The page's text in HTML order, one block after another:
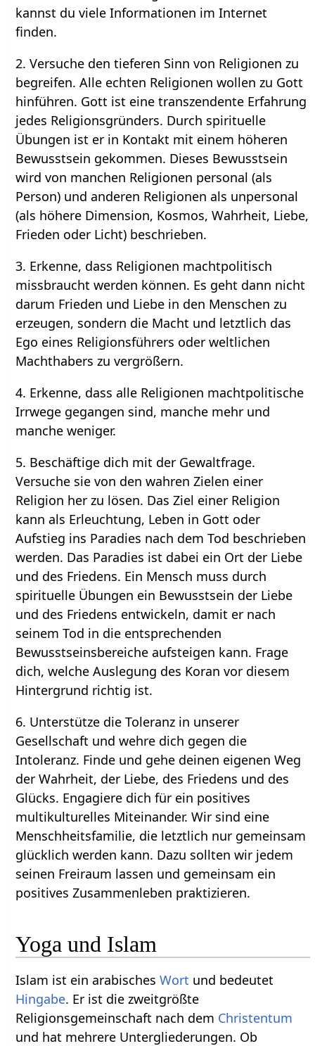
kannst du viele Informationen im Internet
finden.
2. Versuche den tieferen Sinn von Religionen zu
begreifen. Alle echten Religionen wollen zu Gott
hinführen. Gott ist eine transzendente Erfahrung
jedes Religionsgründers. Durch spirituelle
Übungen ist er in Kontakt mit einem höheren
Bewusstsein gekommen. Dieses Bewusstsein
wird von manchen Religionen personal (als
Person) und anderen Religionen als unpersonal
(als höhere Dimension, Kosmos, Wahrheit, Liebe,
Frieden oder Licht) beschrieben.
3. Erkenne, dass Religionen machtpolitisch
missbraucht werden können. Es geht dann nicht
darum Frieden und Liebe in den Menschen zu
erzeugen, sondern die Macht und letztlich das
Ego eines Religionsführers oder weltlichen
Machthabers zu vergrößern.
4. Erkenne, dass alle Religionen machtpolitische
Irrwege gegangen sind, manche mehr und
manche weniger.
5. Beschäftige dich mit der Gewaltfrage.
Versuche sie von den wahren Zielen einer
Religion her zu lösen. Das Ziel einer Religion
kann als Erleuchtung, Leben in Gott oder
Aufstieg ins Paradies nach dem Tod beschrieben
werden. Das Paradies ist dabei ein Ort der Liebe
und des Friedens. Ein Mensch muss durch
spirituelle Übungen ein Bewusstsein der Liebe
und des Friedens entwickeln, damit er nach
seinem Tod in die entsprechenden
Bewusstseinsbereiche aufsteigen kann. Frage
dich, welche Auslegung des Koran vor diesem
Hintergrund richtig ist.
6. Unterstütze die Toleranz in unserer
Gesellschaft und wehre dich gegen die
Intoleranz. Finde und gehe deinen eigenen Weg
der Wahrheit, der Liebe, des Friedens und des
Glücks. Engagiere dich für ein positives
multikulturelles Miteinander. Wir sind eine
Menschheitsfamilie, die letztlich nur gemeinsam
glücklich werden kann. Dazu sollten wir jedem
seinen Freiraum lassen und gemeinsam ein
positives Zusammenleben praktizieren.
Yoga und Islam
Islam ist ein arabischesWort und bedeutet
Hingabe. Er ist die zweitgrößte
Religionsgemeinschaft nach dem Christentum
und hat mehrere Untergliederungen. Ob